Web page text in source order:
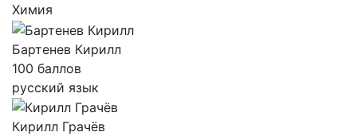
Химия
Бартенев Кирилл
100 баллов
русский язык
Кирилл Грачёв